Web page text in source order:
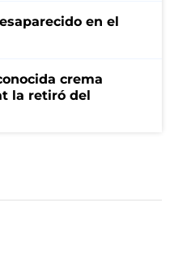
en el
crema
la retiró del